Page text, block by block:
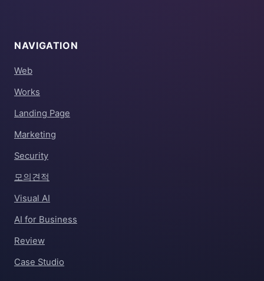
NAVIGATION
Web
Works
Landing Page
Marketing
Security
모의견적
Visual AI
AI for Business
Review
Case Studio